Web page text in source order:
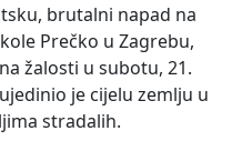
brutalni napad na
Prečko u Zagrebu,
žalosti u subotu, 21.
je cijelu zemlju u
stradalih.